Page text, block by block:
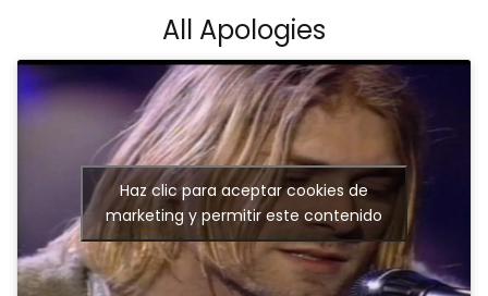
All Apologies
Haz clic para aceptar cookies de
marketing y permitir este contenido